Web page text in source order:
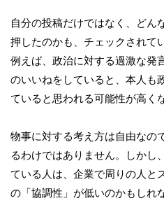
自分の投稿だけではなく、どん
押したのかも、チェックされて
例えば、政治に対する過激な発
のいいねをしていると、本人も
ていると思われる可能性が高く
物事に対する考え方は自由なの
るわけではありません。しかし
ている人は、企業で周りの人と
の「協調性」が低いのかもしれ